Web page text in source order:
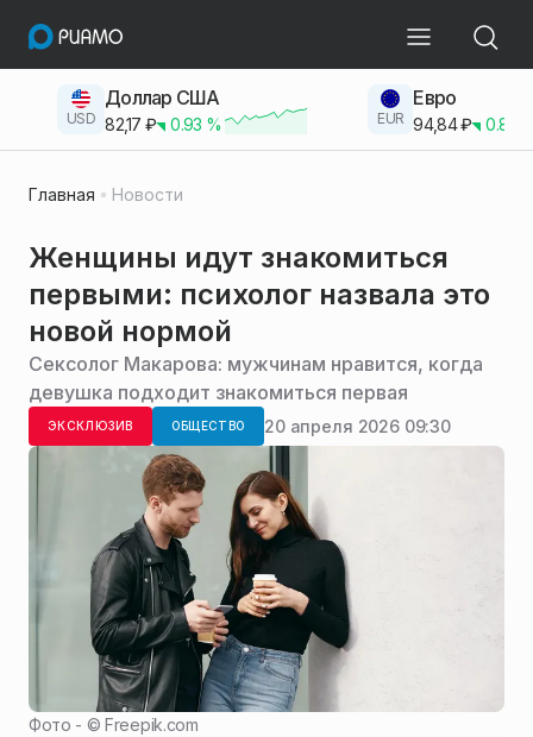
USD
Доллар США
82,17 ₽ 0.93 % EUR
Евро
94,84₽ 0.83
Главная Новости
Женщины идут знакомиться
первыми: психолог назвала это
новой нормой
Сексолог Макарова: мужчинам нравится, когда
девушка подходит знакомиться первая
ЭКСКЛЮЗИВ ОБЩЕСТВО 20 апреля 2026 09:30
Фото - ©Freepik.com